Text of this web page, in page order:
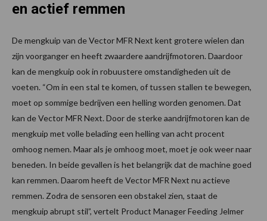
en actief remmen
De mengkuip van de Vector MFR Next kent grotere wielen dan
zijn voorganger en heeft zwaardere aandrijfmotoren. Daardoor
kan de mengkuip ook in robuustere omstandigheden uit de
voeten. “Om in een stal te komen, of tussen stallen te bewegen,
moet op sommige bedrijven een helling worden genomen. Dat
kan de Vector MFR Next. Door de sterke aandrijfmotoren kan de
mengkuip met volle belading een helling van acht procent
omhoog nemen. Maar als je omhoog moet, moet je ook weer naar
beneden. In beide gevallen is het belangrijk dat de machine goed
kan remmen. Daarom heeft de Vector MFR Next nu actieve
remmen. Zodra de sensoren een obstakel zien, staat de
mengkuip abrupt stil”, vertelt Product Manager Feeding Jelmer